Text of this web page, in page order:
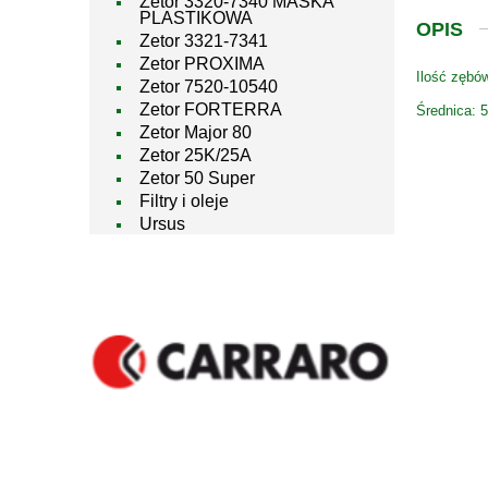
PLASTIKOWA
Zetor 3321-7341
Zetor PROXIMA
Zetor 7520-10540
Zetor FORTERRA
Zetor Major 80
Zetor 25K/25A
Zetor 50 Super
Filtry i oleje
Ursus
OPIS
Ilość
Średnica: